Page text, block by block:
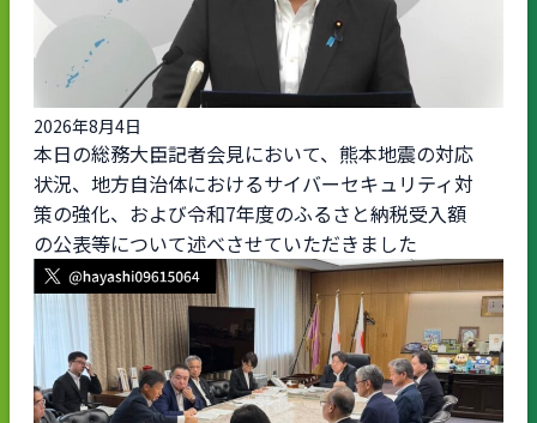
2026年8月4日
本日の総務大臣記者会見において、熊本地震の対応
状況、地方自治体におけるサイバーセキュリティ対
策の強化、および令和7年度のふるさと納税受入額
の公表等について述べさせていただきました